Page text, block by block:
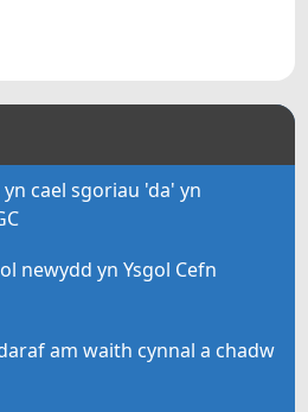
cael sgoriau 'da' yn
newydd yn Ysgol Cefn
am waith cynnal a chadw